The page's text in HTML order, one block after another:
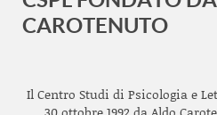
CAROTENUTO
Il Centro Studi di Psicologia e